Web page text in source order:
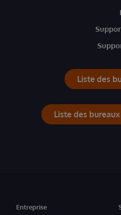
Liste des
Liste des
Entreprise